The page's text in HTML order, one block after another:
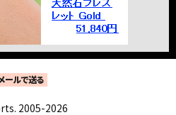
2005-2026
ールで送る